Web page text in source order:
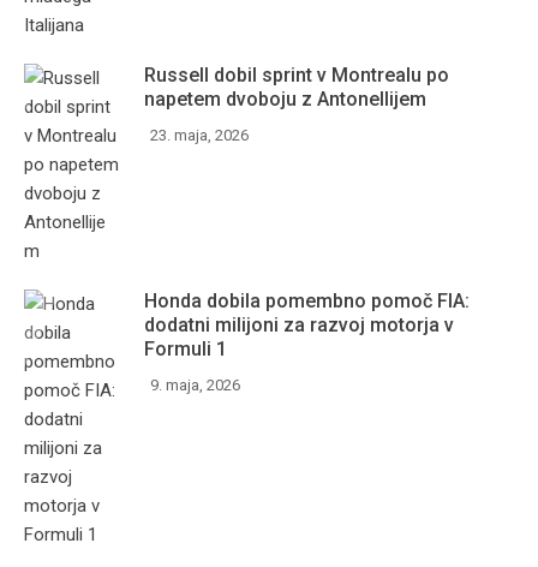
Russell dobil sprint v Montrealu po
napetem dvoboju z Antonellijem
23. maja, 2026
Honda dobila pomembno pomoč FIA:
dodatni milijoni za razvoj motorja v
Formuli 1
9. maja, 2026